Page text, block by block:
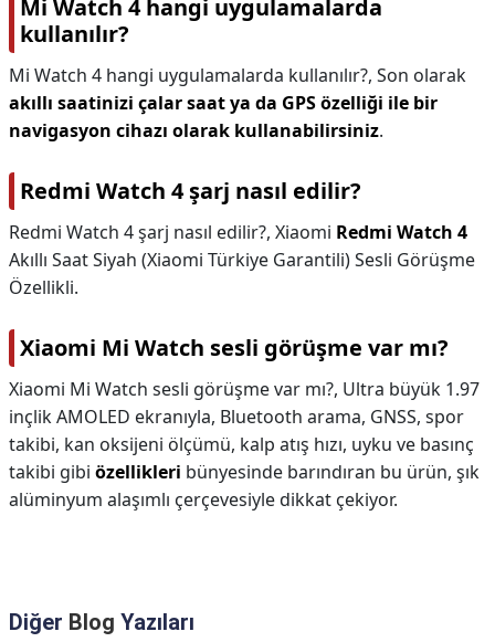
Mi Watch 4 hangi uygulamalarda
kullanılır?
Mi Watch 4 hangi uygulamalarda kullanılır?, Son olarak
akıllı saatinizi çalar saat ya da GPS özelliği ile bir
navigasyon cihazı olarak kullanabilirsiniz.
Redmi Watch 4 şarj nasıl edilir?
Redmi Watch 4 şarj nasıl edilir?, Xiaomi Redmi Watch 4
Akıllı Saat Siyah (Xiaomi Türkiye Garantili) Sesli Görüşme
Özellikli.
Xiaomi Mi Watch sesli görüşme var mı?
Xiaomi Mi Watch sesli görüşme var mı?, Ultra büyük 1.97
inçlik AMOLED ekranıyla, Bluetooth arama, GNSS, spor
takibi, kan oksijeni ölçümü, kalp atış hızı, uyku ve basınç
takibi gibi özellikleri bünyesinde barındıran bu ürün, şık
alüminyum alaşımlı çerçevesiyle dikkat çekiyor.
Diğer Blog Yazıları